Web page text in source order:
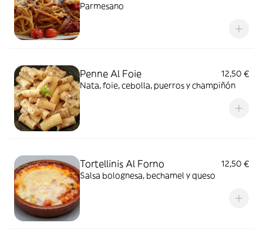
Parmesano
Penne Al Foie
12,50 €
Nata, foie, cebolla, puerros y champiñón
Tortellinis Al Forno
12,50 €
Salsa bolognesa, bechamel y queso